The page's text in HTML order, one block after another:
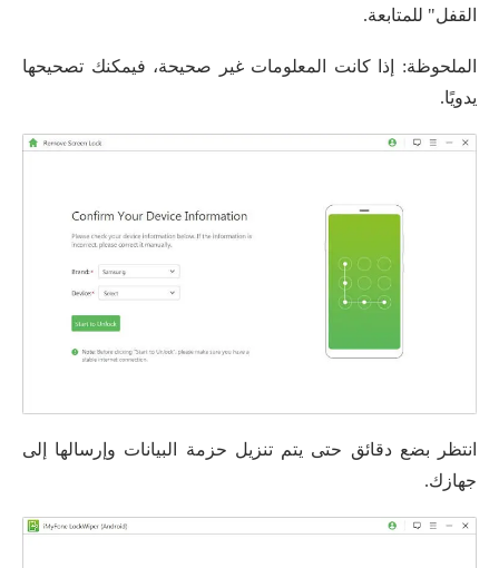
القفل" للمتابعة.
الملحوظة: إذا كانت المعلومات غير صحيحة، فيمكنك تصحيحها
يدويًا.
انتظر بضع دقائق حتى يتم تنزيل حزمة البيانات وإرسالها إلى
جهازك.